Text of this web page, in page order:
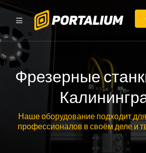
Фрезерные
Наше оборудование подходит
профессионалов в своём деле и